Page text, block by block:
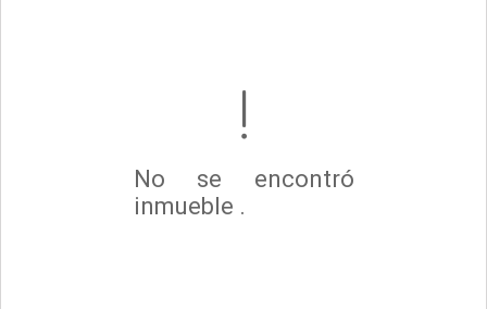
No se encontró
inmueble .